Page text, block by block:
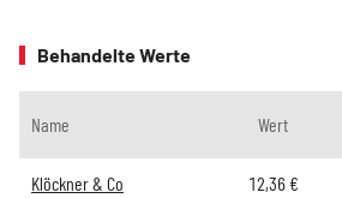
Behandelte Werte
Name Wert
Klöckner & Co 12,36€